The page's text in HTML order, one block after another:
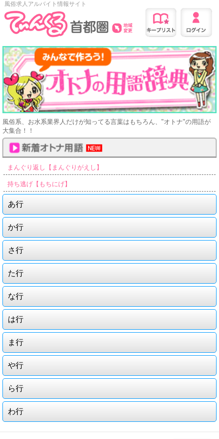
風俗求人アルバイト情報サイト
風俗系、お水系業界人だけが知ってる言葉はもちろん、"オトナ"の用語が
大集合！！
まんぐり返し【まんぐりがえし】
持ち逃げ【もちにげ】
あ行
か行
さ行
た行
な行
は行
ま行
や行
ら行
わ行